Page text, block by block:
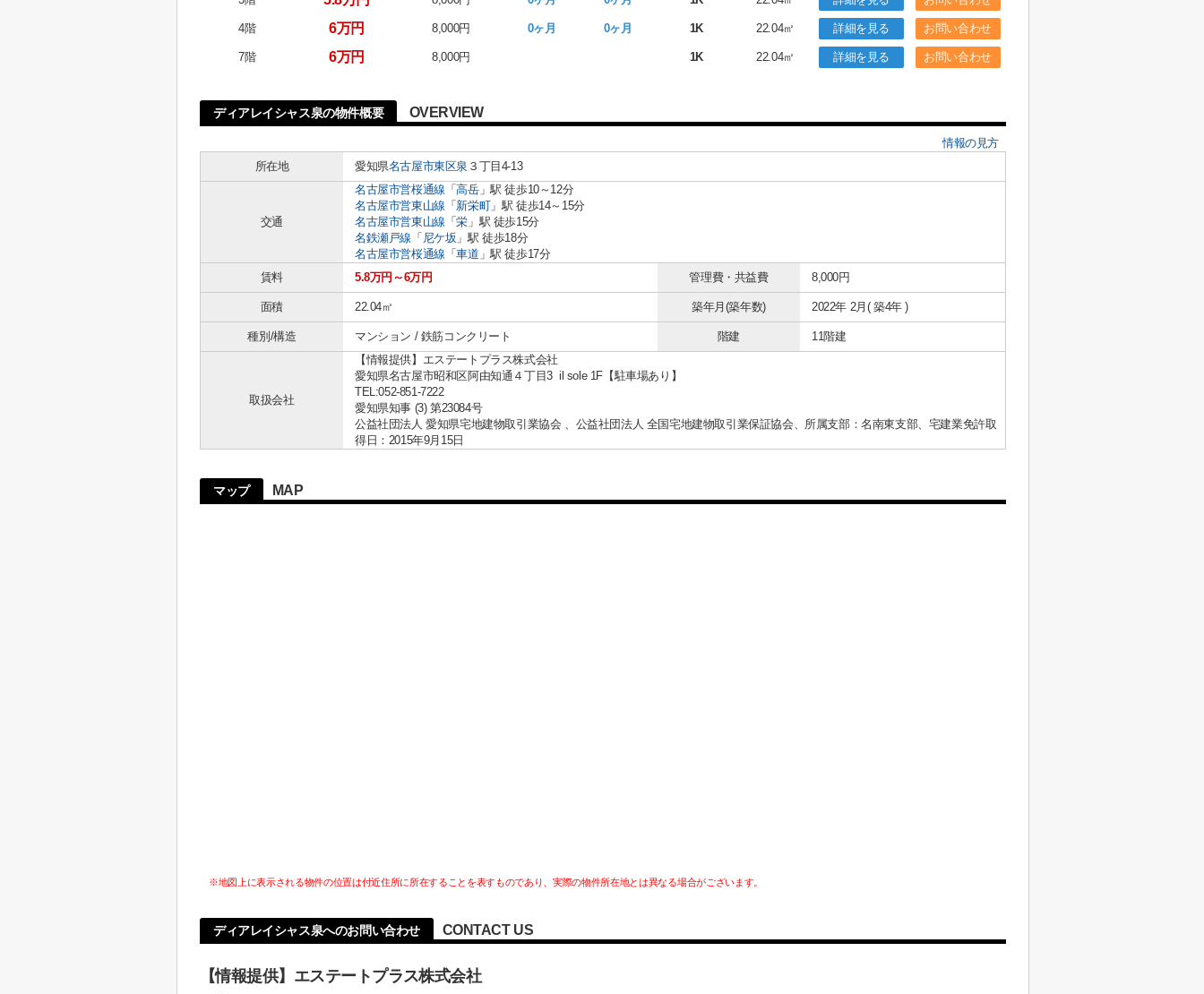
4階 6万円 8,000円 0ヶ月 0ヶ月 1K 22.04㎡ 詳細を見る お問い合わせ
7階 6万円 8,000円 1K 22.04㎡ 詳細を見る お問い合わせ
ディアレイシャス泉の物件概要 OVERVIEW
情報の見方
所在地
愛知県名古屋市東区泉 ３丁目4-13
交通
名古屋市営桜通線 「高岳」駅 徒歩10～12分
名古屋市営東山線 「 新栄町」駅 徒歩14～15分
名古屋市営東山線 「栄 」駅 徒歩15分
名鉄瀬戸線 「 尼ケ坂 」駅 徒歩18分
名古屋市営桜通線 「車道 」駅 徒歩17分
賃料
5.8万円～6万円 管理費・共益費 8,000円
面積 22.04㎡ 築年月(築年数) 2022年 2月( 築4年 )
種別/構造 マンション / 鉄筋コンクリート 階建 11階建
取扱会社
【情報提供】エステートプラス株式会社
愛知県名古屋市昭和区阿由知通４丁目3 il sole 1F【駐車場あり】
TEL:052-851-7222
愛知県知事 (3) 第23084号
公益社団法人 愛知県宅地建物取引業協会 、公益社団法人 全国宅地建物取引業保証協会、所属支部：名南東支部、宅建業免許取
得日：2015年9月15日
マップ MAP
※地図上に表示される物件の位置は付近住所に所在することを表すものであり、実際の物件所在地とは異なる場合がございます。
ディアレイシャス泉へのお問い合わせ CONTACT US
【情報提供】エステートプラス株式会社